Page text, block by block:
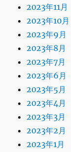
2023年11月
2023年10月
2023年9月
2023年8月
2023年7月
2023年6月
2023年5月
2023年4月
2023年3月
2023年2月
2023年1月